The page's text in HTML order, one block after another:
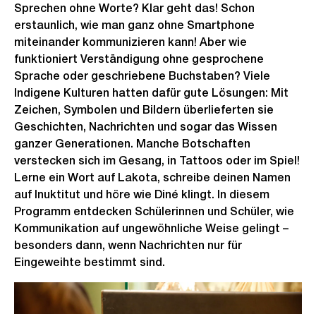
Sprechen ohne Worte? Klar geht das! Schon
erstaunlich, wie man ganz ohne Smartphone
miteinander kommunizieren kann! Aber wie
funktioniert Verständigung ohne gesprochene
Sprache oder geschriebene Buchstaben? Viele
Indigene Kulturen hatten dafür gute Lösungen: Mit
Zeichen, Symbolen und Bildern überlieferten sie
Geschichten, Nachrichten und sogar das Wissen
ganzer Generationen. Manche Botschaften
verstecken sich im Gesang, in Tattoos oder im Spiel!
Lerne ein Wort auf Lakota, schreibe deinen Namen
auf Inuktitut und höre wie Diné klingt. In diesem
Programm entdecken Schülerinnen und Schüler, wie
Kommunikation auf ungewöhnliche Weise gelingt –
besonders dann, wenn Nachrichten nur für
Eingeweihte bestimmt sind.